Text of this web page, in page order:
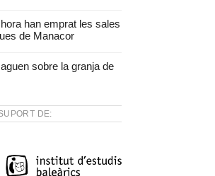
han emprat les sales
de Manacor
sobre la granja de
DE: